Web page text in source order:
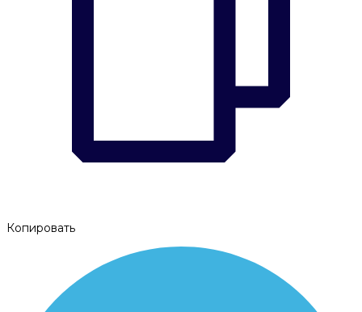
Копировать